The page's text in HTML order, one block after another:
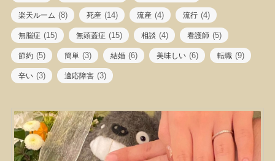
楽天ルーム (8) 死産 (14) 流産 (4) 流行 (4)
無脳症 (15) 無頭蓋症 (15) 相談 (4) 看護師 (5)
節約 (5) 簡単 (3) 結婚 (6) 美味しい (6) 転職 (9)
辛い (3) 適応障害 (3)